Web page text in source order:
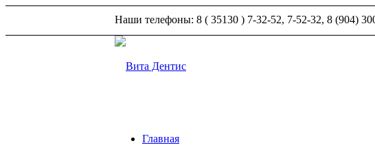
Наши телефоны: 8 ( 35130 ) 7-32-52, 7-52-32, 8 (904)
Главная